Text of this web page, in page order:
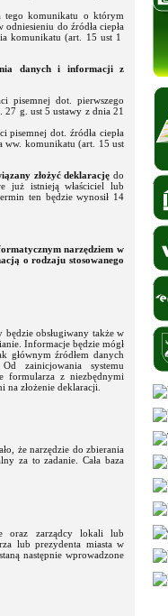
tego komunikatu o którym
do źródła ciepła
komunikatu (art. 15 ust 1
danych i informacji z
pisemnej dot. pierwszego
27 g. ust 5 ustawy z dnia 21
pisemnej dot. źródła ciepła
ww. komunikatu (art. 15 ust
złożyć deklarację do
już istnieją właściciel lub
ten będzie wynosił 14
narzędziem w
o rodzaju stosowanego
będzie obsługiwany także w
Informacje będzie mógł
głównym źródłem danych
zainicjowania systemu
formularza z niezbędnymi
złożenie deklaracji.
że narzędzie do zbierania
za to zadanie. Cała baza
oraz zarządcy lokali lub
lub prezydenta miasta w
następnie wprowadzone